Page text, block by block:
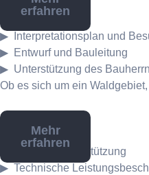
erfahren
Interpretationsplan und
Entwurf und Bauleitung
Unterstützung des Bauherrn
Ob es sich um ein
Mehr
erfahren
Technische Unterstützung
Technische